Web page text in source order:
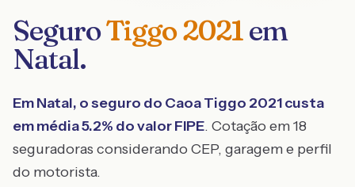
SeguroTiggo2021em
Natal.
EmNatal, o seguro do CaoaTiggo 2021custa
em média5.2% do valor FIPE. Cotação em 18
seguradoras considerando CEP, garagem e perfil
do motorista.